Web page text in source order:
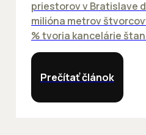
priestorov v Bratislave
milióna metrov
% tvoria kancelárie
Prečítať článok